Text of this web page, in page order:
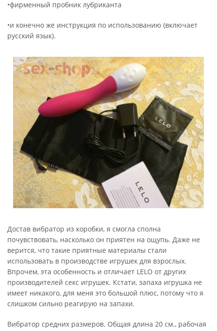
•фирменный пробник лубриканта
•и конечно же инструкция по использованию (включает
русский язык).
Достав вибратор из коробки, я смогла сполна
почувствовать, насколько он приятен на ощупь. Даже не
верится, что такие приятные материалы стали
использовать в производстве игрушек для взрослых.
Впрочем, эта особенность и отличает LELO от других
производителей секс игрушек. Кстати, запаха игрушка не
имеет никакого, для меня это большой плюс, потому что я
слишком сильно реагирую на запахи.
Вибратор средних размеров. Oбщая длина 20 см., рабочая